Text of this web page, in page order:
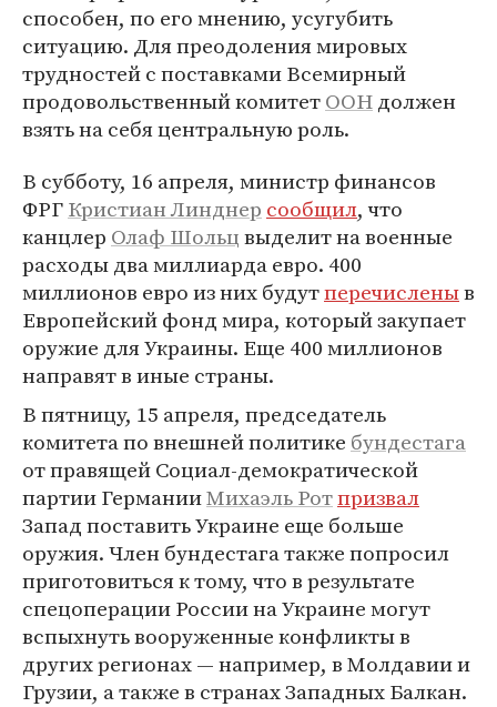
способен, по его мнению, усугубить
ситуацию. Для преодоления мировых
трудностей с поставками Всемирный
продовольственный комитетООНдолжен
взять на себя центральную роль.
В субботу, 16 апреля, министр финансов
ФРГКристиан Линднер сообщил, что
канцлер Олаф Шольцвыделит на военные
расходы два миллиарда евро. 400
миллионов евро из них будутперечисленыв
Европейский фонд мира, который закупает
оружие для Украины. Еще 400 миллионов
направят в иные страны.
В пятницу, 15 апреля, председатель
комитета по внешней политике бундестага
от правящей Социал-демократической
партии ГерманииМихаэль Ротпризвал
Запад поставить Украине еще больше
оружия. Член бундестага также попросил
приготовиться к тому, что в результате
спецоперации России на Украине могут
вспыхнуть вооруженные конфликты в
других регионах — например, в Молдавии и
Грузии, а также в странах Западных Балкан.